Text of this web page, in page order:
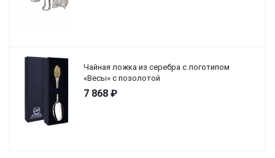
Чайная ложка из серебра с логотипом
«Весы» с позолотой
7 868 ₽